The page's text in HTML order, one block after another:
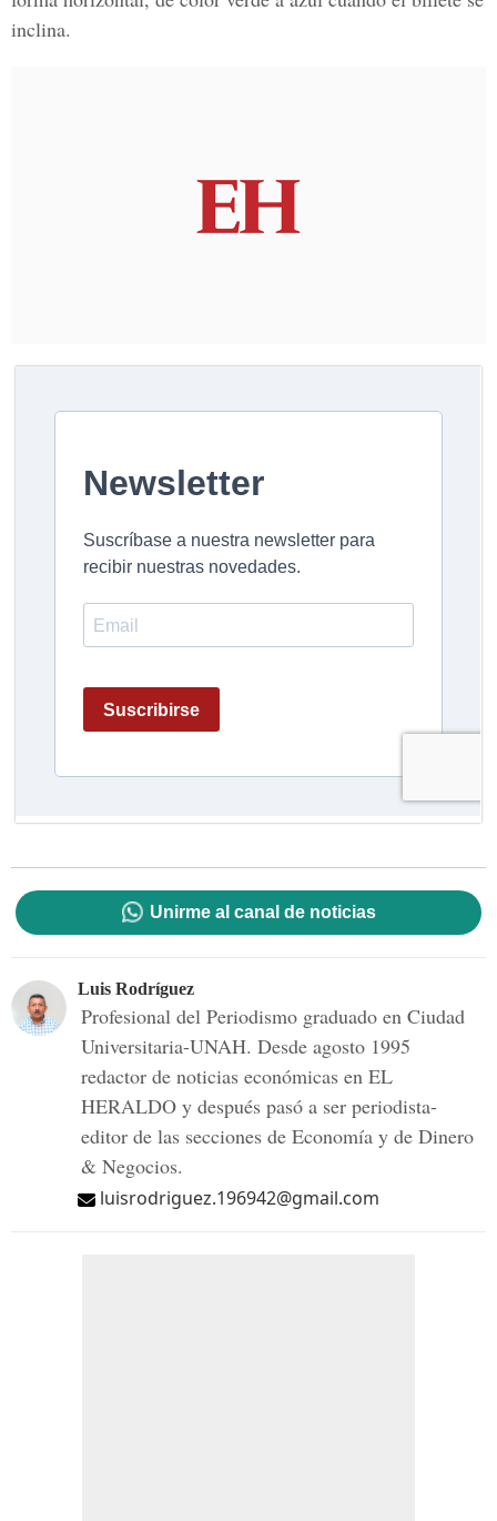
inclina.
Unirme al canal de noticias
Luis Rodríguez
Profesional del Periodismo graduado en Ciudad
Universitaria-UNAH. Desde agosto 1995
redactor de noticias económicas en EL
HERALDO y después pasó a ser periodista-
editor de las secciones de Economía y de Dinero
& Negocios.
luisrodriguez.196942@gmail.com